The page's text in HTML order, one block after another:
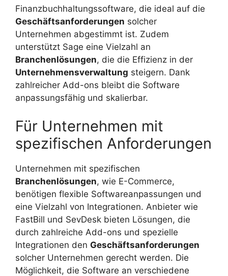
Finanzbuchhaltungssoftware, die ideal auf die
Geschäftsanforderungen solcher
Unternehmen abgestimmt ist. Zudem
unterstützt Sage eine Vielzahl an
Branchenlösungen, die die Effizienz in der
Unternehmensverwaltung steigern. Dank
zahlreicher Add-ons bleibt die Software
anpassungsfähig und skalierbar.
Für Unternehmen mit
spezifischen Anforderungen
Unternehmen mit spezifischen
Branchenlösungen, wie E-Commerce,
benötigen flexible Softwareanpassungen und
eine Vielzahl von Integrationen. Anbieter wie
FastBill und SevDesk bieten Lösungen, die
durch zahlreiche Add-ons und spezielle
Integrationen den Geschäftsanforderungen
solcher Unternehmen gerecht werden. Die
Möglichkeit, die Software an verschiedene